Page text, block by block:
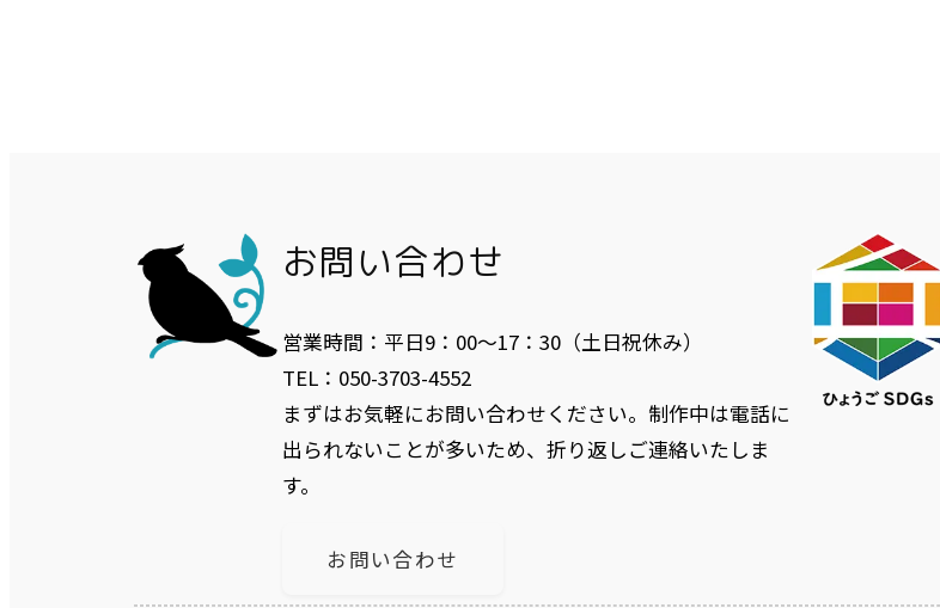
お問い合わせ
営業時間：平日9：00〜17：30（土日祝休み）
TEL：050-3703-4552
まずはお気軽にお問い合わせください。制作中は電話に
出られないことが多いため、折り返しご連絡いたしま
す。
お問い合わせ